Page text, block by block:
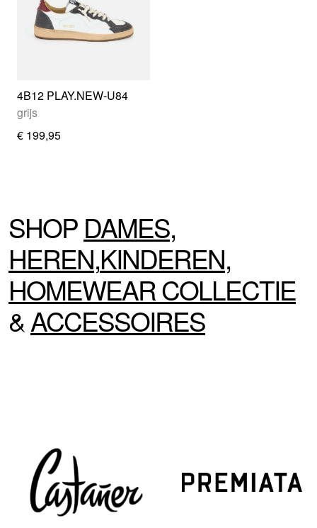
4B12 PLAY.NEW-U84
grijs
€ 199,95
SHOP DAMES,
HEREN,KINDEREN,
HOMEWEARCOLLECTIE
&ACCESSOIRES